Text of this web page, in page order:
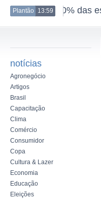
Plantão 13:59
notícias
Agronegócio
Artigos
Brasil
Capacitação
Clima
Comércio
Consumidor
Copa
Cultura & Lazer
Economia
Educação
Eleições